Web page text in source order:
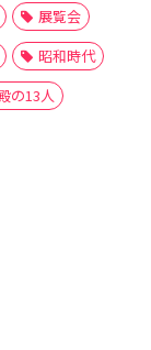
展覧会
昭和時代
の13人